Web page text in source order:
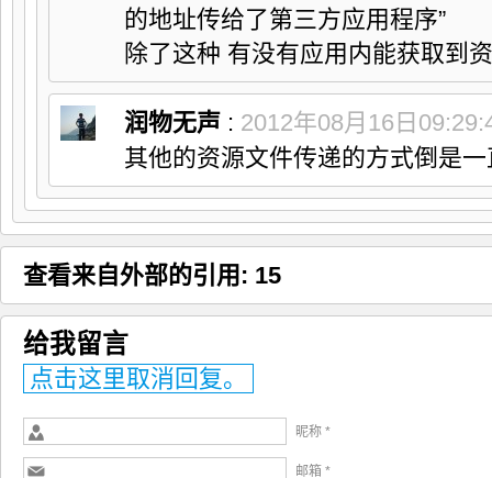
的地址传给了第三方应用程序”
除了这种 有没有应用内能获取到
润物无声 : 2012年08月16日
其他的资源文件传递的方式倒是
查看来自外部的引用: 15
给我留言
点击这里取消回复。
昵称 *
邮箱 *